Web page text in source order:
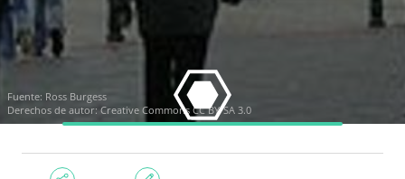
Fuente: Ross Burgess
Derechos de autor: Creative Commons CC BY-SA 3.0